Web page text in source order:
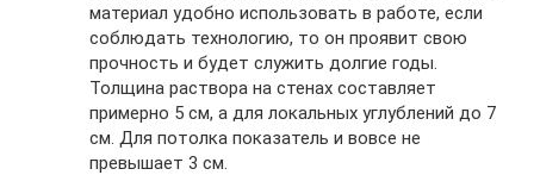
материал удобно использовать в работе, если
соблюдать технологию, то он проявит свою
прочность и будет служить долгие годы.
Толщина раствора на стенах составляет
примерно 5 см, а для локальных углублений до 7
см. Для потолка показатель и вовсе не
превышает 3 см.